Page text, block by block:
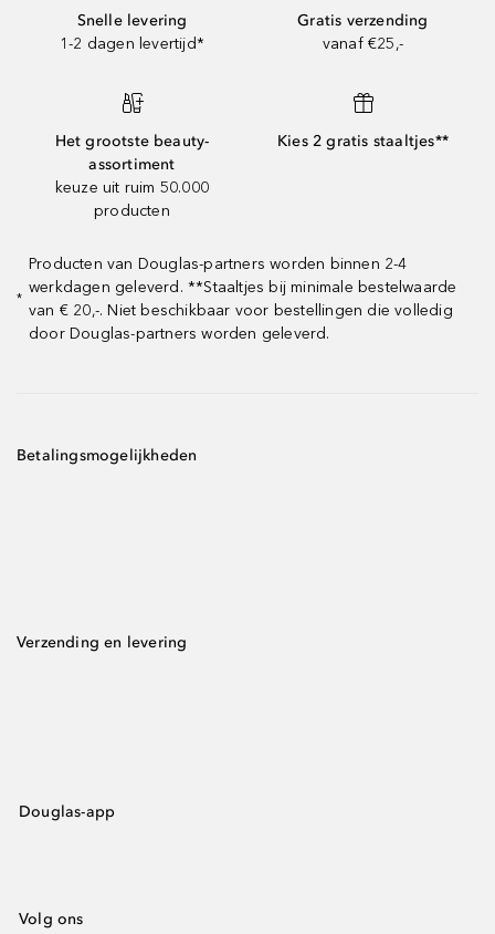
Snelle levering
1-2 dagen levertijd*
Gratis verzending
vanaf €25,-
Het grootste beauty-
assortiment
keuze uit ruim 50.000
producten
Kies 2 gratis staaltjes**
*
Producten van Douglas-partners worden binnen 2-4
werkdagen geleverd. **Staaltjes bij minimale bestelwaarde
van € 20,-. Niet beschikbaar voor bestellingen die volledig
door Douglas-partners worden geleverd.
Betalingsmogelijkheden
Verzending en levering
Douglas-app
Volg ons